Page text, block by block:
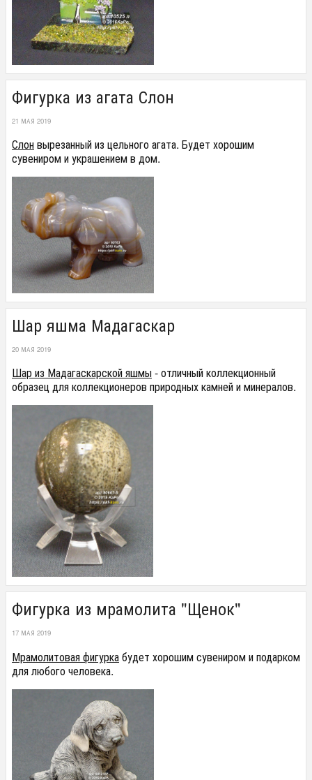
Фигурка из агата Слон
21 МАЯ 2019
Слонвырезанный из цельного агата. Будет хорошим
сувениром и украшением в дом.
Шар яшма Мадагаскар
20 МАЯ 2019
Шар из Мадагаскарской яшмы- отличный коллекционный
образец для коллекционеров природных камней и минералов.
Фигурка из мрамолита "Щенок"
17 МАЯ 2019
Мрамолитовая фигуркабудет хорошим сувениром и подарком
для любого человека.